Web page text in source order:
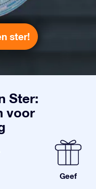
ster!
Ster:
voor
Geef